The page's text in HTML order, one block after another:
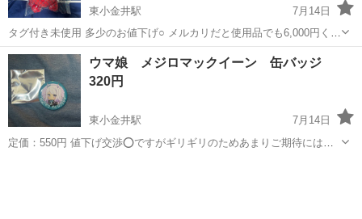
東小金井駅
7月14日
タグ付き未使用 多少のお値下げ○ メルカリだと使用品でも6,000円くら
いで売られています。
東京 小金井市 東小金井駅 その他
ウマ娘 メジロマックイーン 缶バッジ
320円
東小金井駅
7月14日
定価：550円 値下げ交渉⭕️ですがギリギリのためあまりご期待には応